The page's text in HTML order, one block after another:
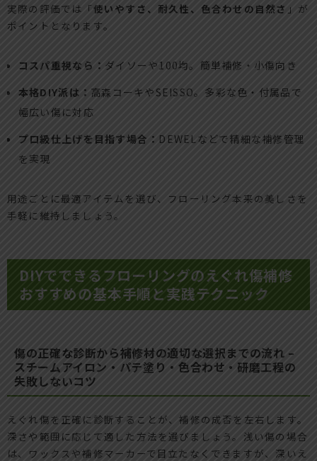
実際の評価では「 使いやすさ、耐久性、色合わせの自然さ 」が
ポイントとなります。
コスパ重視なら： ダイソーや100均。簡単補修・小傷向き
本格DIY派は： 高森コーキやSEISSO。多彩な色・付属品で
幅広い傷に対応
プロ級仕上げを目指す場合： DEWELなどで精細な補修管理
を実現
用途ごとに最適アイテムを選び、フローリング本来の美しさを
手軽に維持しましょう。
DIYでできるフローリングのえぐれ傷補修
おすすめの基本手順と実践テクニック
傷の正確な診断から補修材の適切な選択までの流れ –
スチームアイロン・パテ塗り・色合わせ・研磨工程の
失敗しないコツ
えぐれ傷を正確に診断することが、補修の成否を左右します。
深さや範囲に応じて適した方法を選びましょう。浅い傷の場合
は、ワックスや補修マーカーで目立たなくできますが、深いえ